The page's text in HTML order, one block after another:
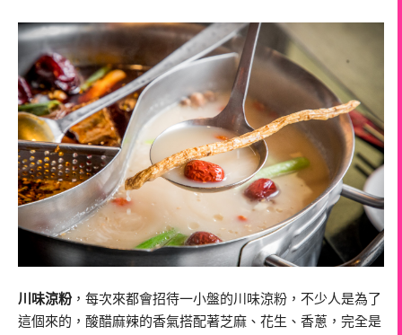
川味涼粉，每次來都會招待一小盤的川味涼粉，不少人是為了
這個來的，酸醋麻辣的香氣搭配著芝麻、花生、香蔥，完全是